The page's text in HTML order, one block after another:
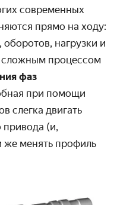
современных
прямо на ходу:
нагрузки и
сложным процессом
фаз
при помощи
слегка двигать
привода (и,
же менять профиль